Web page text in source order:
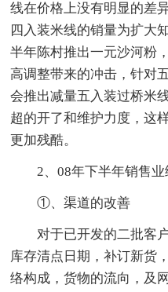
线在价格上没有明显的差
四入装米线的销量为扩大
半年陈村推出一元沙河粉
高调整带来的冲击，针对
会推出减量五入装过桥米
超的开了和维护力度，这
更加残酷。
2、08年下半年销售
①、渠道的改善
对于已开发的二批客
库存清点日期，补订新货
络构成，货物的流向，及